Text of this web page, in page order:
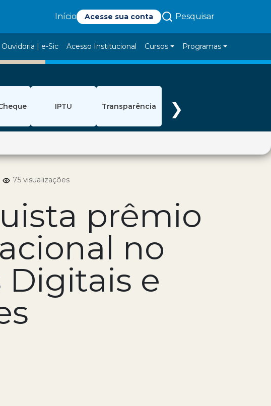
Início Acesse sua conta Pesquisar
Ouvidoria | e-Sic Acesso Institucional Cursos Programas
IPTU Transparência ❯
75 visualizações
prêmio
no
Digitais e